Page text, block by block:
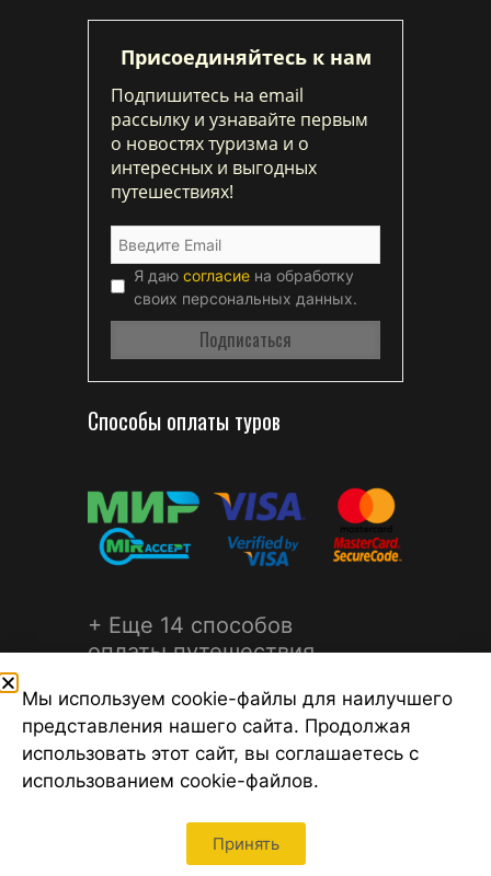
Присоединяйтесь к нам
Подпишитесь на email
рассылку и узнавайте первым
о новостях туризма и о
интересных и выгодных
путешествиях!
Я даю согласие на обработку
своих персональных данных.
Способы оплаты туров
+ Еще 14 способов
оплаты путешествия
©2026 Турагентство Турсфера - Поиск туров от надежных
Мы используем cookie-файлы для наилучшего
представления нашего сайта. Продолжая
использовать этот сайт, вы соглашаетесь с
использованием cookie-файлов.
Принять